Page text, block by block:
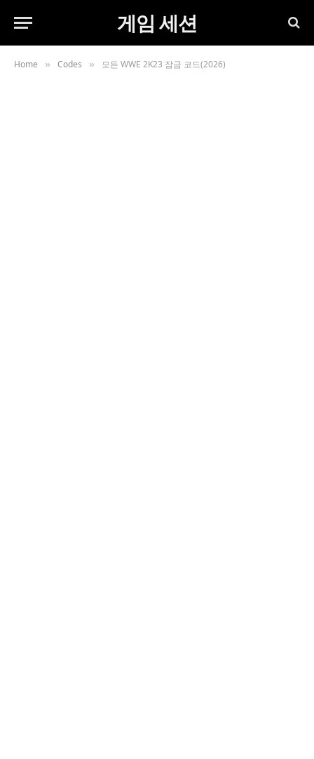
게임 세션
Home » Codes » 모든 WWE 2K23 잠금 코드(2026)